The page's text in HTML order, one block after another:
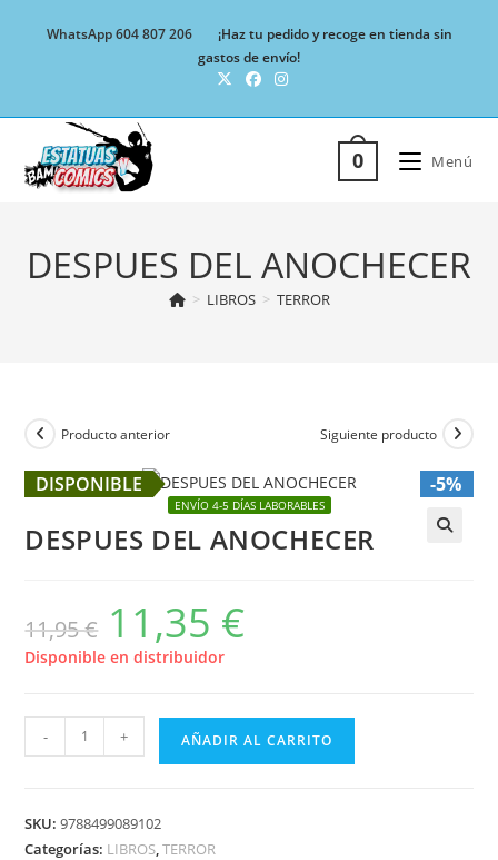
WhatsApp 604 807 206
¡Haz tu pedido y recoge en tienda sin
gastos de envío!
0 Menú
DESPUES DEL ANOCHECER
> LIBROS > TERROR
Producto anterior Siguiente producto
DISPONIBLE -5%
ENVÍO 4-5 DÍAS LABORABLES
DESPUES DEL ANOCHECER
11,95€
El
original
era:
11,35 €
Disponible en distribuidor
DESPUES
DEL
- + AÑADIR AL CARRITO
SKU:9788499089102
Categorías: LIBROS,TERROR